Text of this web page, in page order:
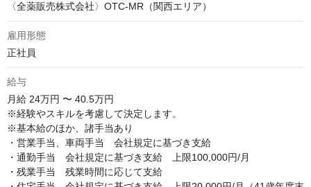
〈全薬販売株式会社〉OTC-MR（関西エリア）
雇用形態
正社員
給与
月給 24万円 〜 40.5万円
※経験やスキルを考慮して決定します。
※基本給のほか、諸手当あり
・営業手当、車両手当　会社規定に基づき支給
・通勤手当　会社規定に基づき支給　上限100,000円/月
・残業手当　残業時間に応じて支給